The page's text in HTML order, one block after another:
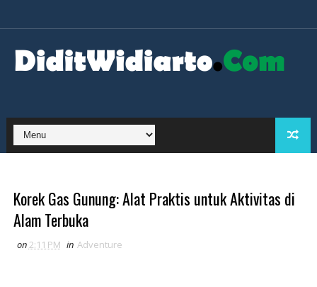
Korek Gas Gunung: Alat Praktis untuk Aktivitas di
Alam Terbuka
on2:11 PM in Adventure